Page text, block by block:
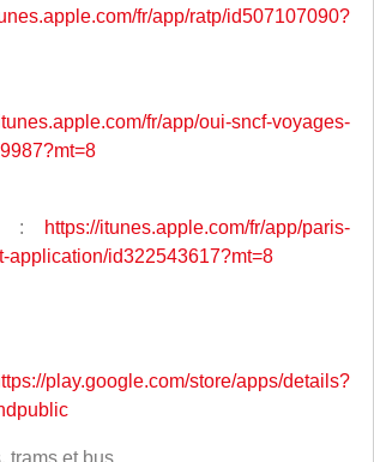
fr/app/ratp/id507107090?
fr/app/oui-sncf-voyages-
:
https://itunes.apple.com/fr/app/paris-
application/id322543617?mt=8
play.google.com/store/apps/details?